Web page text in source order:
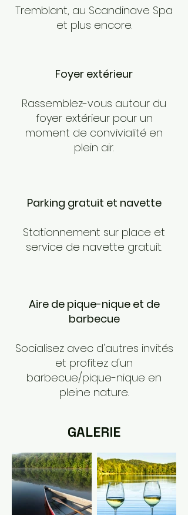
Tremblant, au Scandinave Spa
et plus encore.
Foyer extérieur
Rassemblez-vous autour du
foyer extérieur pour un
moment de convivialité en
plein air.
Parking gratuit et navette
Stationnement sur place et
service de navette gratuit.
Aire de pique-nique et de
barbecue
Socialisez avec d'autres invités
et profitez d'un
barbecue/pique-nique en
pleine nature.
GALERIE